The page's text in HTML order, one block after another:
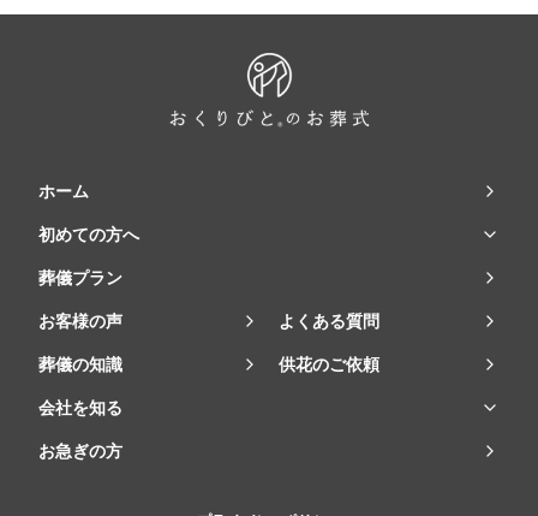
ホーム
初めての方へ
葬儀プラン
お客様の声 よくある質問
葬儀の知識 供花のご依頼
会社を知る
お急ぎの方